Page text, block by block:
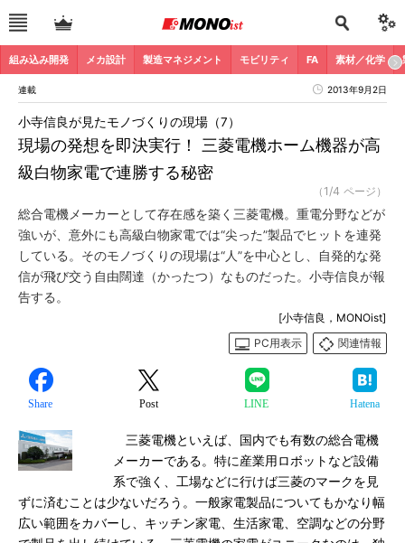
組み込み開発 メカ設計 製造マネジメント モビリティ FA 素材／化学
連載 2013年9月2日
現場の発想を即決実行！ 三菱電機ホーム機器が高
級白物家電で連勝する秘密
小寺信良が見たモノづくりの現場（7）
（1/4 ページ）
総合電機メーカーとして存在感を築く三菱電機。重電分野などが
強いが、意外にも高級白物家電では“尖った”製品でヒットを連発
している。そのモノづくりの現場は“人”を中心とし、自発的な発
信が飛び交う自由闊達（かったつ）なものだった。小寺信良が報
告する。
[小寺信良，MONOist]
PC用表示
関連情報
Share Post LINE Hatena
三菱電機といえば、国内でも有数の総合電機
メーカーである。特に産業用ロボットなど設備
系で強く、工場などに行けば三菱のマークを見
ずに済むことは少ないだろう。一般家電製品についてもかなり幅
広い範囲をカバーし、キッチン家電、生活家電、空調などの分野